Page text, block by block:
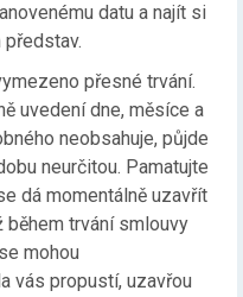
datu a najít si
představ.
přesné trvání.
uvedení dne, měsíce a
neobsahuje, půjde
neurčitou. Pamatujte
dá momentálně uzavřít
během trvání smlouvy
mohou
vás propustí, uzavřou